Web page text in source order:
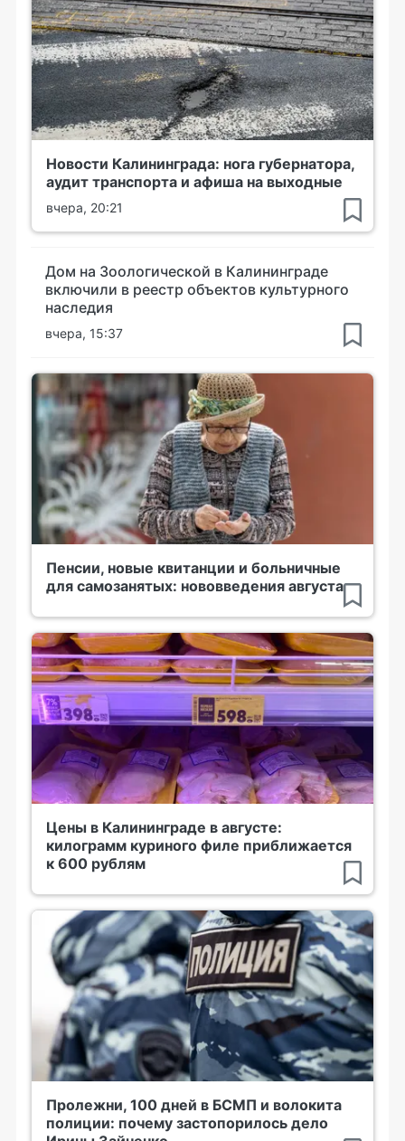
Новости Калининграда: нога губернатора,
аудит транспорта и афиша на выходные
вчера, 20:21
Дом на Зоологической в Калининграде
включили в реестр объектов культурного
наследия
вчера, 15:37
Пенсии, новые квитанции и больничные
для самозанятых: нововведения августа
Цены в Калининграде в августе:
килограмм куриного филе приближается
к 600 рублям
Пролежни, 100 дней в БСМП и волокита
полиции: почему застопорилось дело